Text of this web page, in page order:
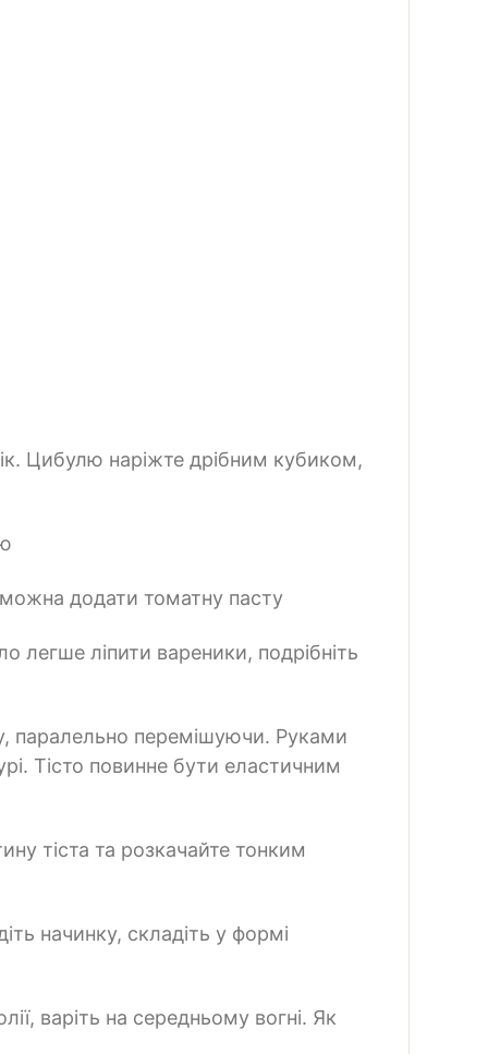
Цибулю наріжте дрібним кубиком,
можна додати томатну пасту
легше ліпити вареники, подрібніть
паралельно перемішуючи. Руками
Тісто повинне бути еластичним
тіста та розкачайте тонким
начинку, складіть у формі
варіть на середньому вогні. Як